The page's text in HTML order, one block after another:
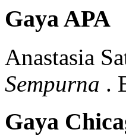
Gaya APA
Anastasia
Sempurna .
Gaya